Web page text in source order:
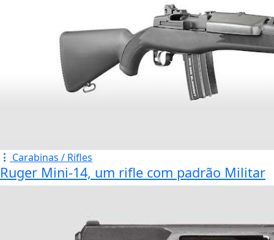
Carabinas / Rifles
Ruger Mini-14, um rifle com padrão Militar